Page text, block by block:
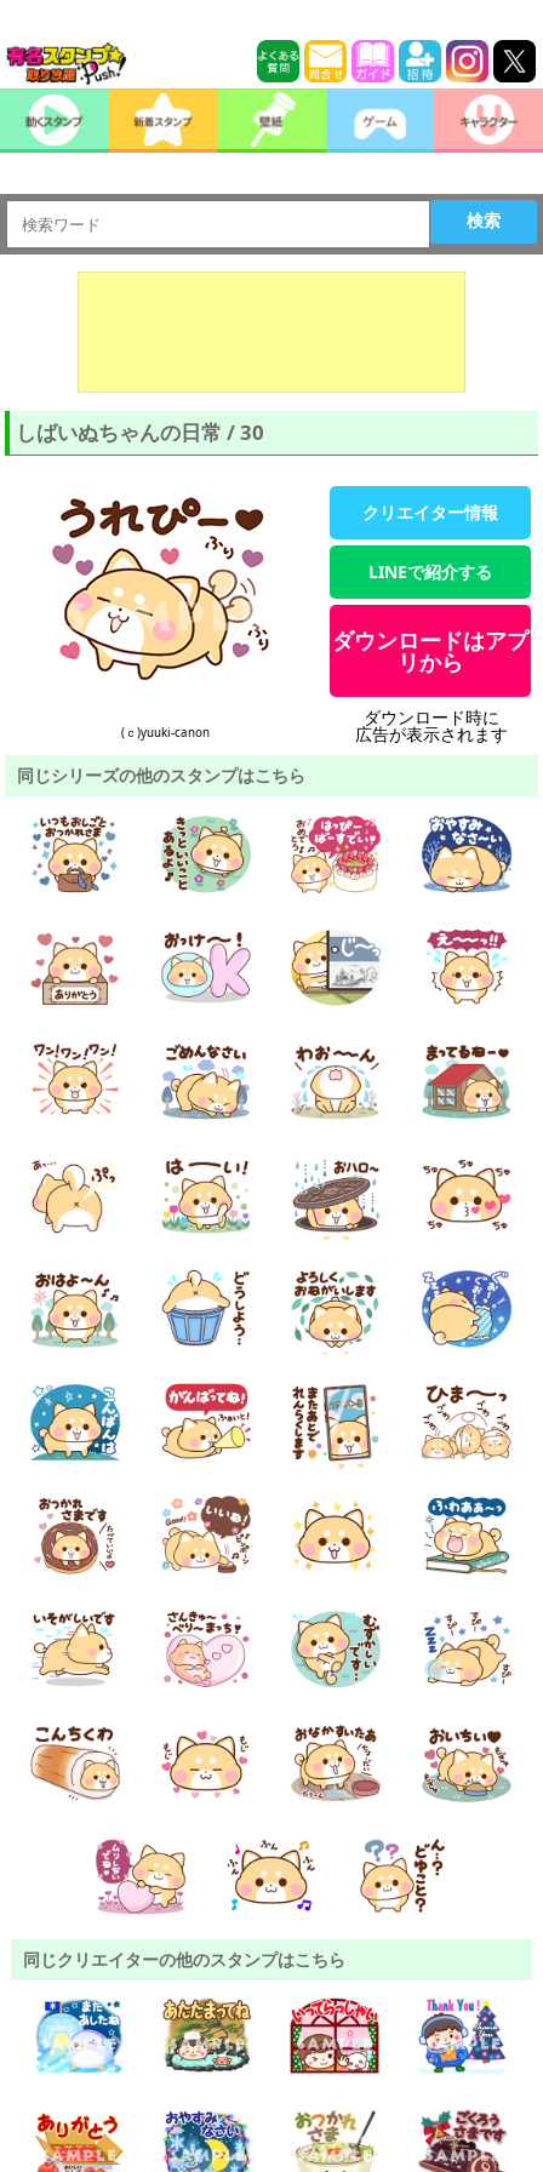
検索
しばいぬちゃんの日常 / 30
(ｃ)yuuki-canon
クリエイター情報
LINEで紹介する
ダウンロードはアプ
リから
ダウンロード時に
広告が表示されます
同じシリーズの他のスタンプはこちら
同じクリエイターの他のスタンプはこちら